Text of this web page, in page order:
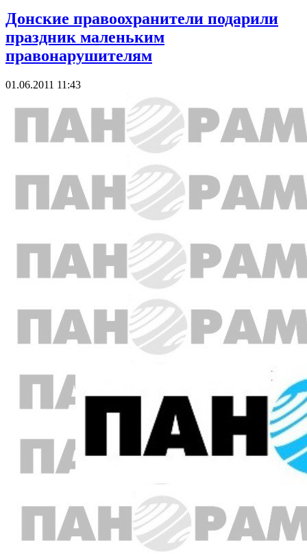
Донские правоохранители подарили
праздник маленьким
правонарушителям
01.06.2011 11:43